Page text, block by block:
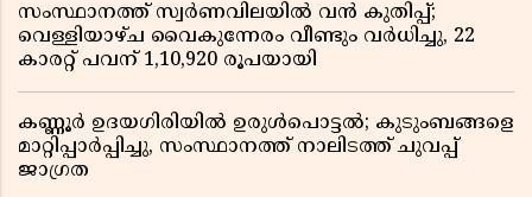
സംസ്ഥാനത്ത് സ്വർണവിലയിൽ വൻ കുതിപ്പ്;
വെള്ളിയാഴ്ച വൈകുന്നേരം വീണ്ടും വർധിച്ചു, 22
കാരറ്റ് പവന് 1,10,920 രൂപയായി
കണ്ണൂർ ഉദയഗിരിയിൽ ഉരുൾപൊട്ടൽ; കുടുംബങ്ങളെ
മാറ്റിപ്പാർപ്പിച്ചു, സംസ്ഥാനത്ത് നാലിടത്ത് ചുവപ്പ്
ജാഗ്രത